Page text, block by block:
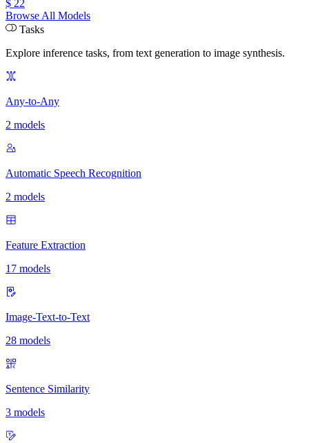
$ 22
Browse All Models
Tasks
Explore inference tasks, from text generation to image synthesis.
Any-to-Any
2 models
Automatic Speech Recognition
2 models
Feature Extraction
17 models
Image-Text-to-Text
28 models
Sentence Similarity
3 models